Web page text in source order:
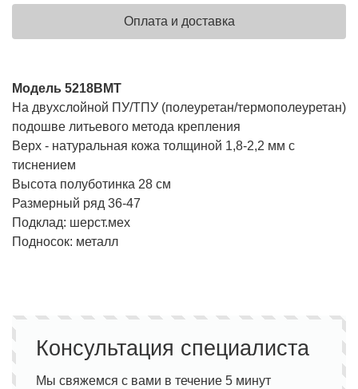
Оплата и доставка
Модель 5218ВМТ
На двухслойной ПУ/ТПУ (полеуретан/термополеуретан)
подошве литьевого метода крепления
Верх - натуральная кожа толщиной 1,8-2,2 мм с
тиснением
Высота полуботинка 28 см
Размерный ряд 36-47
Подклад: шерст.мех
Подносок: металл
Консультация специалиста
Мы свяжемся с вами в течение 5 минут